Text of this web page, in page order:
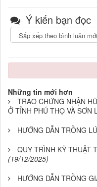
Ý kiến bạn đọc
Những tin mới hơn
TRAO CHỨNG NHẬN
Ở TỈNH PHÚ THỌ VÀ SƠN
HƯỚNG DẪN TRỒNG
QUY TRÌNH KỸ THUẬT
(19/12/2025)
HƯỚNG DẪN TRỒNG